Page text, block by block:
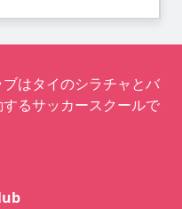
はタイのシラチャとバ
るサッカースクールで